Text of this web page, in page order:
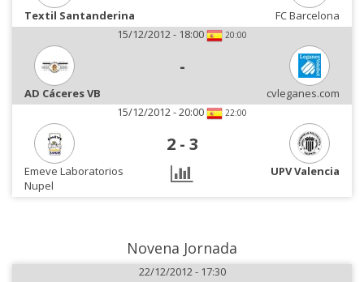
Textil Santanderina
FC Barcelona
15/12/2012 - 18:00
20:00
-
AD Cáceres VB
cvleganes.com
15/12/2012 - 20:00
22:00
2 - 3
Emeve Laboratorios
Nupel
UPV Valencia
Novena Jornada
22/12/2012 - 17:30